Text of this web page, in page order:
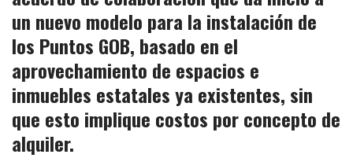
un nuevo modelo para la instalación de
los Puntos GOB, basado en el
aprovechamiento de espacios e
inmuebles estatales ya existentes, sin
que esto implique costos por concepto de
alquiler.